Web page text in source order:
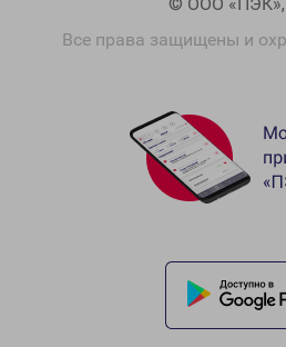
© ООО «ПЭК»,
Все права защищены и